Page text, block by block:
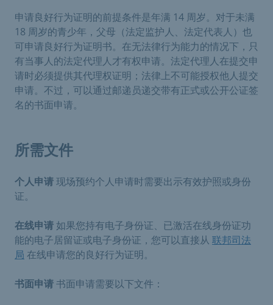
申请良好行为证明的前提条件是年满 14 周岁。对于未满
18 周岁的青少年，父母（法定监护人、法定代表人）也
可申请良好行为证明书。在无法律行为能力的情况下，只
有当事人的法定代理人才有权申请。法定代理人在提交申
请时必须提供其代理权证明；法律上不可能授权他人提交
申请。不过，可以通过邮递员递交带有正式或公开公证签
名的书面申请。
所需文件
个人申请现场预约个人申请时需要出示有效护照或身份
证。
在线申请如果您持有电子身份证、已激活在线身份证功
能的电子居留证或电子身份证，您可以直接从 联邦司法
局 在线申请您的良好行为证明。
书面申请书面申请需要以下文件：